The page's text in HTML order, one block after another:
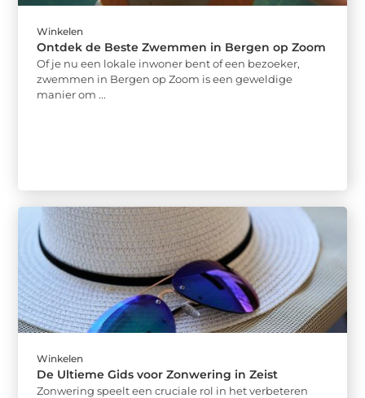
Winkelen
Ontdek de Beste Zwemmen in Bergen op Zoom
Of je nu een lokale inwoner bent of een bezoeker,
zwemmen in Bergen op Zoom is een geweldige
manier om ...
Winkelen
De Ultieme Gids voor Zonwering in Zeist
Zonwering speelt een cruciale rol in het verbeteren